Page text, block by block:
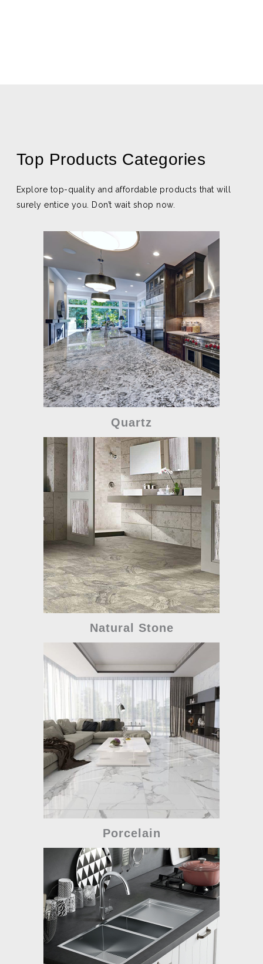
Top Products Categories
Explore top-quality and affordable products that will
surely entice you. Don’t wait shop now.
Quartz
Natural Stone
Porcelain